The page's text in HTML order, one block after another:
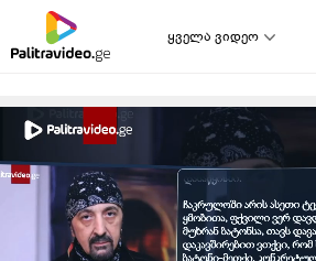
ყველა ვიდეო